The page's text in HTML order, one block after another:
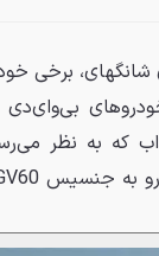
شانگهای، برخی
که به نظر